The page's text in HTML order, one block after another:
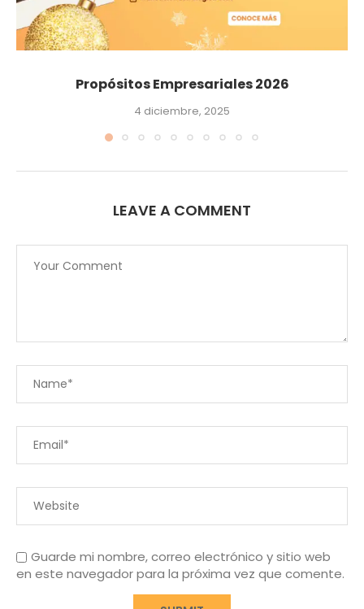
Propósitos Empresariales 2026
4 diciembre, 2025
LEAVE A COMMENT
Guarde mi nombre, correo electrónico y sitio web
en este navegador para la próxima vez que comente.